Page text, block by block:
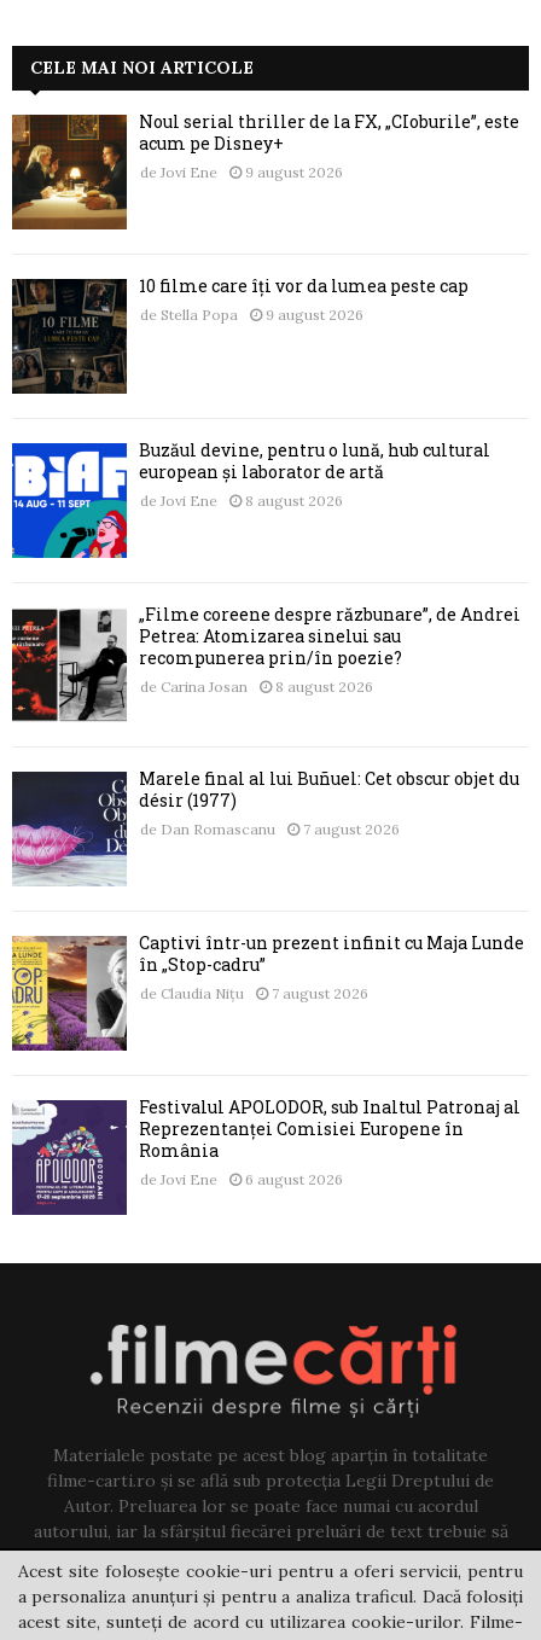
CELE MAI NOI ARTICOLE
Noul serial thriller de la FX, „CIoburile”, este
acum pe Disney+
de Jovi Ene 9 august 2026
10 filme care îți vor da lumea peste cap
de Stella Popa 9 august 2026
Buzăul devine, pentru o lună, hub cultural
european și laborator de artă
de Jovi Ene 8 august 2026
„Filme coreene despre răzbunare”, de Andrei
Petrea: Atomizarea sinelui sau
recompunerea prin/în poezie?
de Carina Josan 8 august 2026
Marele final al lui Buñuel: Cet obscur objet du
désir (1977)
de Dan Romascanu 7 august 2026
Captivi într-un prezent infinit cu Maja Lunde
în „Stop-cadru”
de Claudia Nițu 7 august 2026
Festivalul APOLODOR, sub Înaltul Patronaj al
Reprezentanței Comisiei Europene în
România
de Jovi Ene 6 august 2026
Materialele postate pe acest blog aparțin în totalitate
filme-carti.ro și se află sub protecția Legii Dreptului de
Autor. Preluarea lor se poate face numai cu acordul
autorului, iar la sfârșitul fiecărei preluări de text trebuie să
existe un link către acest blog.
Contact us:jovi@filme-carti.ro
Acest site folosește cookie-uri pentru a oferi servicii, pentru
a personaliza anunțuri și pentru a analiza traficul. Dacă folosiți
acest site, sunteți de acord cu utilizarea cookie-urilor. Filme-